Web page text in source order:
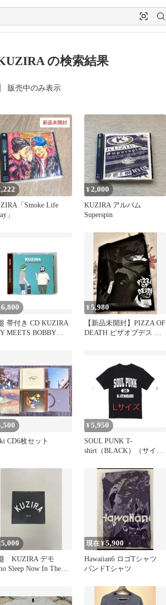
の検索結果
販売中のみ表示
「Smoke Life
」
¥2,000
KUZIRA アルバム
Superspin
帯付き CD KUZIRA
MEETS BOBBY
¥5,980
【新品未開封】PIZZA OF
DEATH ピザオブデス T
CD6枚セット
¥ 5,950
SOUL PUNK T-
shirt（BLACK）（サイ
KUZIRA デモ
Sleep Now In The
現在 ¥5,900
Hawaiian6 ロゴTシャツ
バンドTシャツ